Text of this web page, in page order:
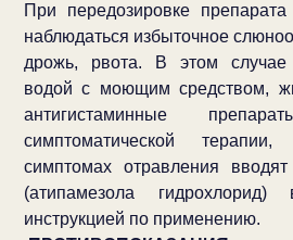
При передозировке
наблюдаться избыточное
дрожь, рвота. В этом
водой с моющим средством,
антигистаминные
симптоматической
симптомах отравления
(атипамезола
инструкцией по применению.